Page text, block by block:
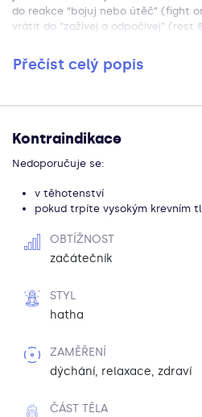
do reakce “bojuj nebo útěč” (fight
vrátit do “zažívej a odpočívej” (rest
Přečíst celý popis
OBTÍŽNOST
začátečník
STYL
hatha
ZAMĚŘENÍ
dýchání, relaxace, zdraví
ČÁST TĚLA
Kontraindikace
Nedoporučuje se:
v těhotenství
pokud trpíte vysokým krevním